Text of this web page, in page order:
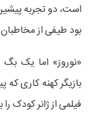
است، دو تجربه
بود طیفی از
«نوروز» اما یک بگ
بازیگر کهنه کاری که
فیلمی از ژانر کودک